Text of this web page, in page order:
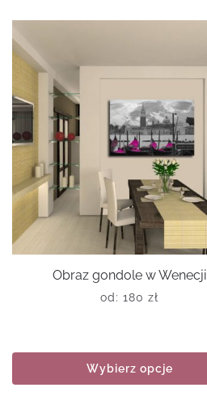
Obraz gondole w Wenecji
od: 180 zł
Wybierz opcje